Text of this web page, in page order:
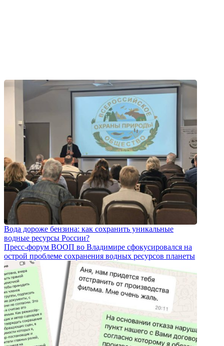
Вода дороже бензина: как сохранить уникальные
водные ресурсы России?
Пресс-форум ВООП во Владимире сфокусировался на
острой проблеме сохранения водных ресурсов планеты